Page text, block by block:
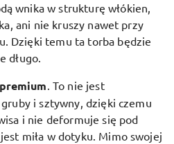
wnika w strukturę włókien,
ani nie kruszy nawet przy
Dzięki temu ta torba będzie
długo.
. To nie jest
i sztywny, dzięki czemu
i nie deformuje się pod
miła w dotyku. Mimo swojej